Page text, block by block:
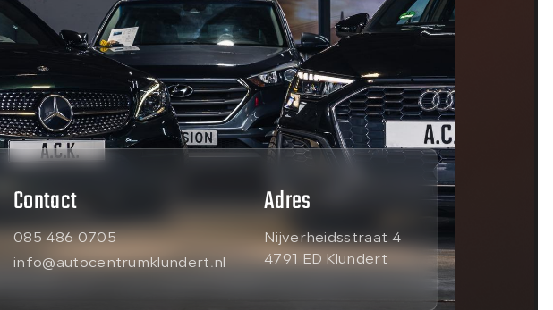
Contact
085 486 0705
info@autocentrumklundert.nl
Adres
Nijverheidsstraat 4
4791 ED Klundert